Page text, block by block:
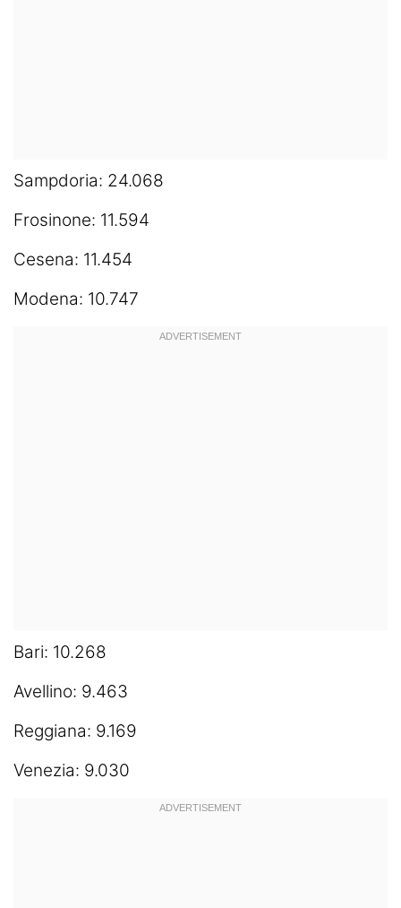
Sampdoria: 24.068
Frosinone: 11.594
Cesena: 11.454
Modena: 10.747
Bari: 10.268
Avellino: 9.463
Reggiana: 9.169
Venezia: 9.030